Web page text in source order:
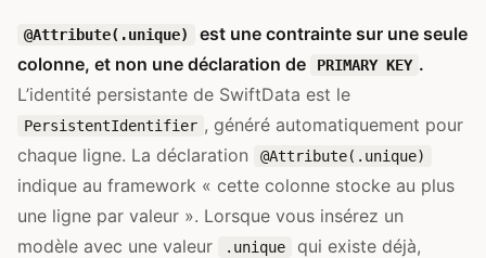
@Attribute(.unique)
est une contrainte sur une seule
colonne, et non une déclaration de
PRIMARY KEY .
L’identité persistante de SwiftData est le
PersistentIdentifier , généré automatiquement pour
chaque ligne. La déclaration
@Attribute(.unique)
indique au framework « cette colonne stocke au plus
une ligne par valeur ». Lorsque vous insérez un
modèle avec une valeur
.unique
qui existe déjà,